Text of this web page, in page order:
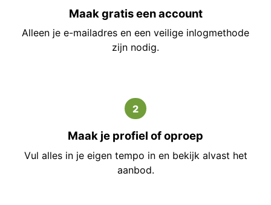
Maak gratis een account
Alleen je e-mailadres en een veilige inlogmethode
zijn nodig.
2
Maak je profiel of oproep
Vul alles in je eigen tempo in en bekijk alvast het
aanbod.